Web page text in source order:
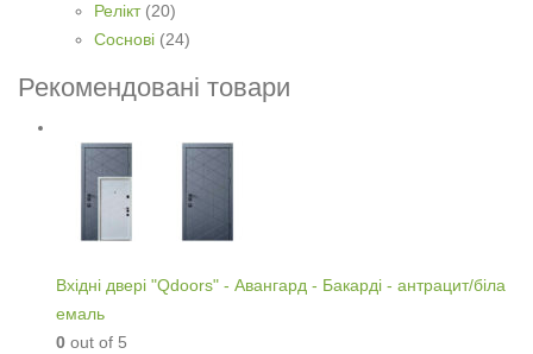
Релікт (20)
Соснові (24)
Рекомендовані товари
Вхідні двері "Qdoors" - Авангард - Бакарді - антрацит/біла
емаль
0 out of 5